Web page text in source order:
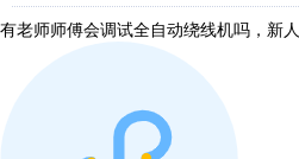
有老师师傅会调试全自动绕线机吗，新